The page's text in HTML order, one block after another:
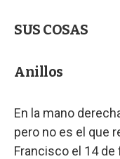
SUS COSAS
Anillos
En la mano
pero no es el que
Francisco el 14